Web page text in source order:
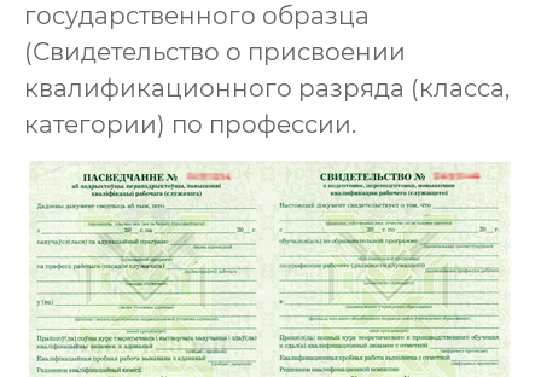
государственного образца
(Свидетельство о присвоении
квалификационного разряда (класса,
категории) по профессии.